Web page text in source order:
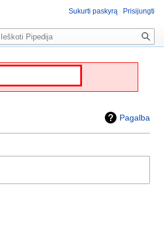
Pagalba
Sukurti paskyrą Prisijungti
Paieška